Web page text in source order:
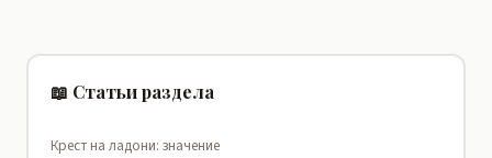
📖 Статьи раздела
Крест на ладони: значение